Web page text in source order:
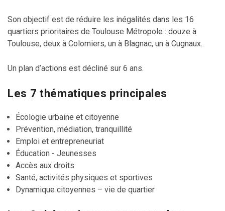
Son objectif est de réduire les inégalités dans les 16
quartiers prioritaires de Toulouse Métropole : douze à
Toulouse, deux à Colomiers, un à Blagnac, un à Cugnaux.
Un plan d’actions est décliné sur 6 ans.
Les 7 thématiques principales
Écologie urbaine et citoyenne
Prévention, médiation, tranquillité
Emploi et entrepreneuriat
Éducation - Jeunesses
Accès aux droits
Santé, activités physiques et sportives
Dynamique citoyennes – vie de quartier